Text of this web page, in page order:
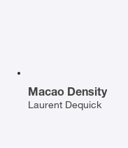
Macao Density
Laurent Dequick